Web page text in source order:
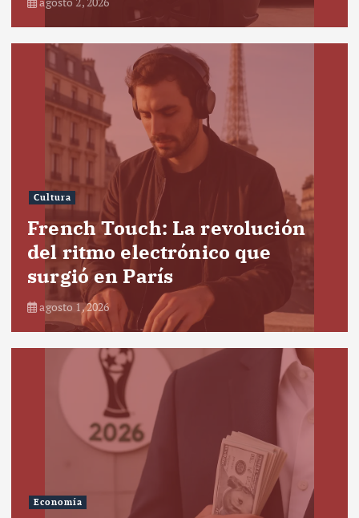
Cultura
French Touch: La revolución
del ritmo electrónico que
surgió en París
agosto 1, 2026
Economía